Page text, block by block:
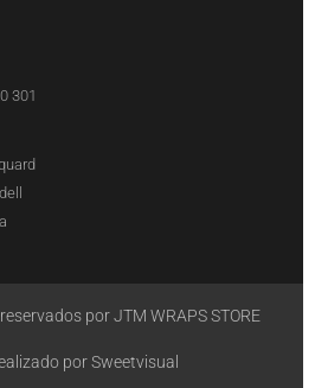
301
por JTM WRAPS STORE
por Sweetvisual